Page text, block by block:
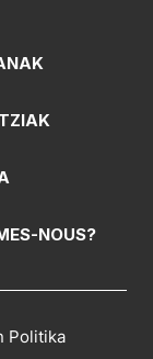
NOUS?
Politika